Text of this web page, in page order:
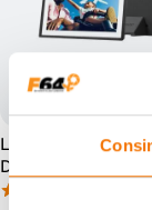
Lexar Pexar Rama
Digitala cu
inch 2K WI-FI 32GB